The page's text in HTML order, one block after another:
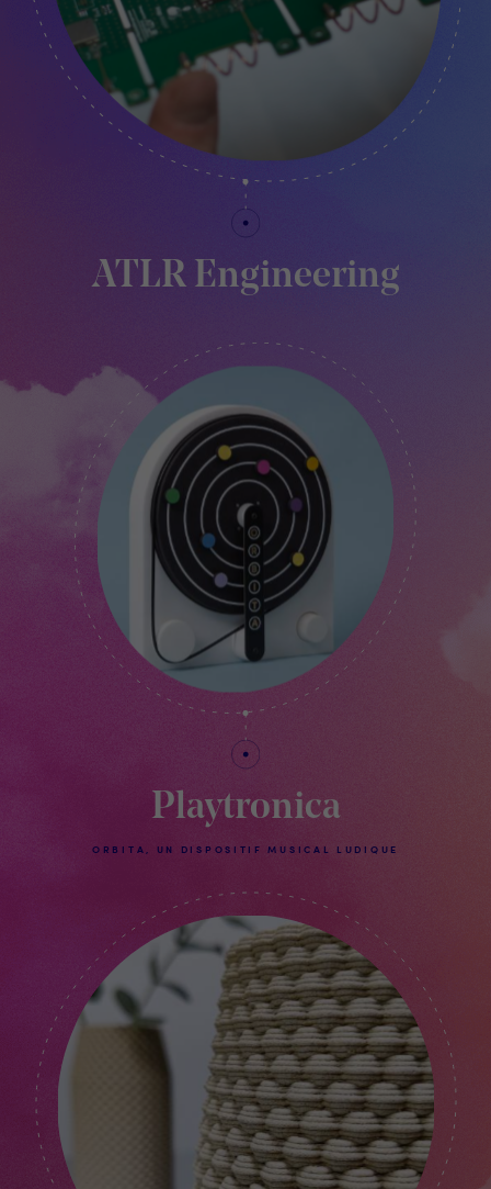
ATLR Engineering
Playtronica
ORBITA, UN DISPOSITIF MUSICAL LUDIQUE